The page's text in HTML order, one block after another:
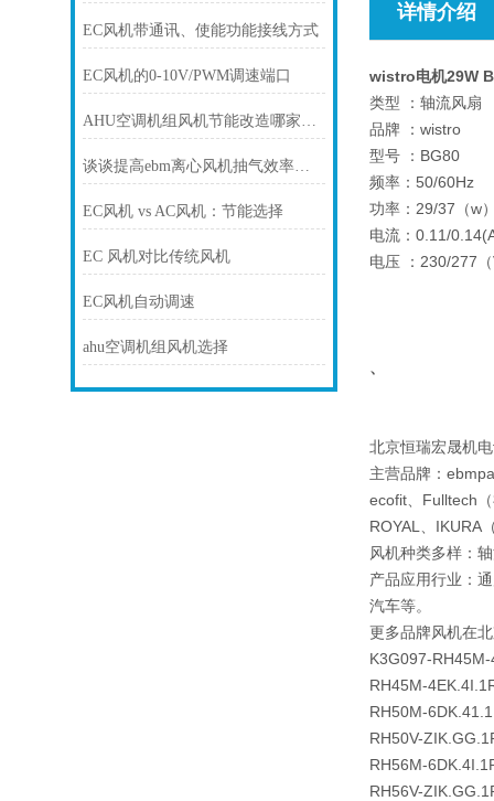
EC风机带通讯、使能功能接线方式
EC风机的0-10V/PWM调速端口
AHU空调机组风机节能改造哪家有优势
谈谈提高ebm离心风机抽气效率的方法与保养措施
EC风机 vs AC风机：节能选择
EC 风机对比传统风机
EC风机自动调速
ahu空调机组风机选择
详情介绍
wistro电机29W
类型 ：轴流风扇
品牌 ：wistro
型号 ：BG80
频率：50/60Hz
功率：29/37（w
电流：0.11/
电压 ：230/277
、
北京恒瑞宏晟机
主营品牌：
ecofit、Fulltech
ROYAL、IKURA
风机种类多样：
产品应用行业：
汽车等。
更多品牌风机在
K3G097-RH45M-
RH45M-
RH50M-
RH50V-
RH56M-
RH56V-